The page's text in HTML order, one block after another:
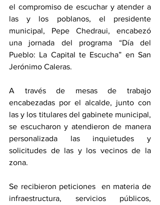
el compromiso de escuchar y atender a
las y los poblanos, el presidente
municipal, Pepe Chedraui, encabezó
una jornada del programa “Día del
Pueblo: La Capital te Escucha” en San
Jerónimo Caleras.
A través de mesas de trabajo
encabezadas por el alcalde, junto con
las y los titulares del gabinete municipal,
se escucharon y atendieron de manera
personalizada las inquietudes y
solicitudes de las y los vecinos de la
zona.
Se recibieron peticiones  en materia de
infraestructura, servicios públicos,